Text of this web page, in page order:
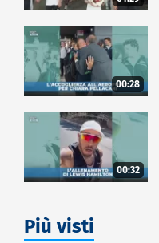
00:28
00:32
Più visti